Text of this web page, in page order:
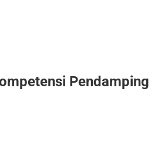
Pendamping